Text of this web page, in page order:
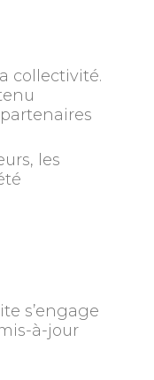
collectivité.
les
s’engage
à-jour